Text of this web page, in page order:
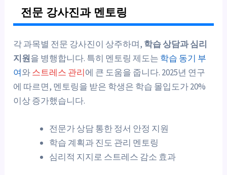
전문 강사진과 멘토링
각 과목별 전문 강사진이 상주하며, 학습 상담과 심리
지원을 병행합니다. 특히 멘토링 제도는 학습 동기 부
여와스트레스 관리에 큰 도움을 줍니다. 2025년 연구
에 따르면, 멘토링을 받은 학생은 학습 몰입도가 20%
이상 증가했습니다.
전문가 상담 통한 정서 안정 지원
학습 계획과 진도 관리 멘토링
심리적 지지로 스트레스 감소 효과